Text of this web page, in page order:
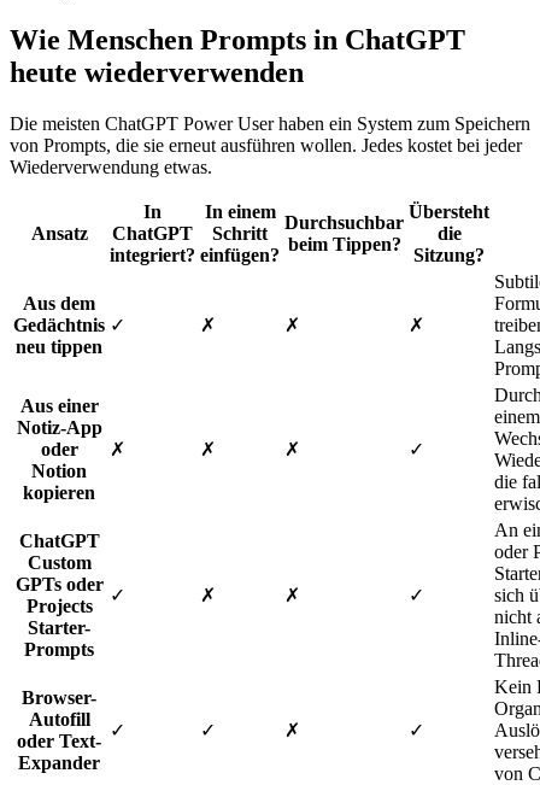
Wie Menschen Prompts in ChatGPT
heute wiederverwenden
Die meisten ChatGPT Power User haben ein System zum Speichern
von Prompts, die sie erneut ausführen wollen. Jedes kostet bei jeder
Wiederverwendung etwas.
Ansatz
In
ChatGPT
integriert?
In einem
Schritt
einfügen?
Durchsuchbar
beim Tippen?
Übersteht
die
Sitzung?
Aus dem
Gedächtnis
neu tippen
✓ ✗ ✗ ✗
Aus einer
Notiz-App
oder
Notion
kopieren
✗ ✗ ✗ ✓
die
ChatGPT
Custom
GPTs oder
Projects
Starter-
Prompts
✓ ✗ ✗ ✓
An
oder
sich
nicht
Browser-
Autofill
oder Text-
Expander
✓ ✓ ✗ ✓
Kein
von